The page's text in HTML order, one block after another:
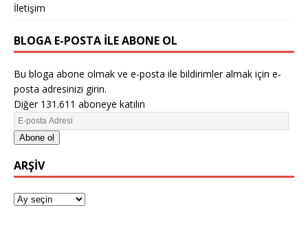
İletişim
BLOGA E-POSTA ILE ABONE OL
Bu bloga abone olmak ve e-posta ile bildirimler almak için e-
posta adresinizi girin.
Diğer 131.611 aboneye katılın
Abone ol
ARŞIV